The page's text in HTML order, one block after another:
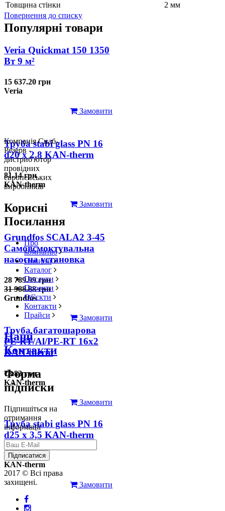
Товщина стінки
2 мм
Повернення до списку
Популярні товари
Veria Quickmat 150 1350
Вт 9 м²
15 637.20 грн
Veria
Замовити
Труба stabi glass PN 16
d20 х 2,8 KAN-therm
81.14 грн
KAN-therm
Замовити
Grundfos SCALA2 3-45
Самовсмоктувальна
насосна установка
28 789.99 грн
31 988.88 грн
Grundfos
Замовити
Труба багатошарова
PE-RT/Al/PE-RT 16x2
KAN-therm
78.83 грн
KAN-therm
Замовити
Труба stabi glass PN 16
d25 х 3,5 KAN-therm
126.31 грн
KAN-therm
Замовити
Компанія Снаб-
Резерв -
дистриб'ютор
провідних
європейських
виробників
Корисні
Посилання
Про
компанію
Новини
Каталог
Послуги
Проекти
Об'єкти
Контакти
Прайси
Наші
Контакти
Форма
підписки
Підпишіться на
отримання
інформації
Підписатися
2017 © Всі права
захищені.